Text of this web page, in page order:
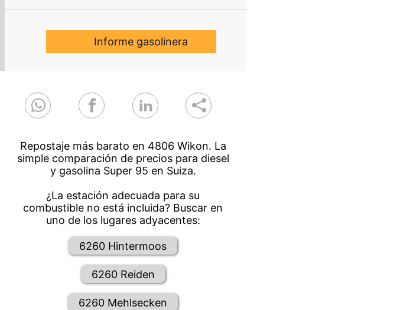
Informe gasolinera
Repostaje más barato en 4806 Wikon. La
simple comparación de precios para diesel
y gasolina Super 95 en Suiza.
¿La estación adecuada para su
combustible no está incluida? Buscar en
uno de los lugares adyacentes:
6260 Hintermoos
6260 Reiden
6260 Mehlsecken